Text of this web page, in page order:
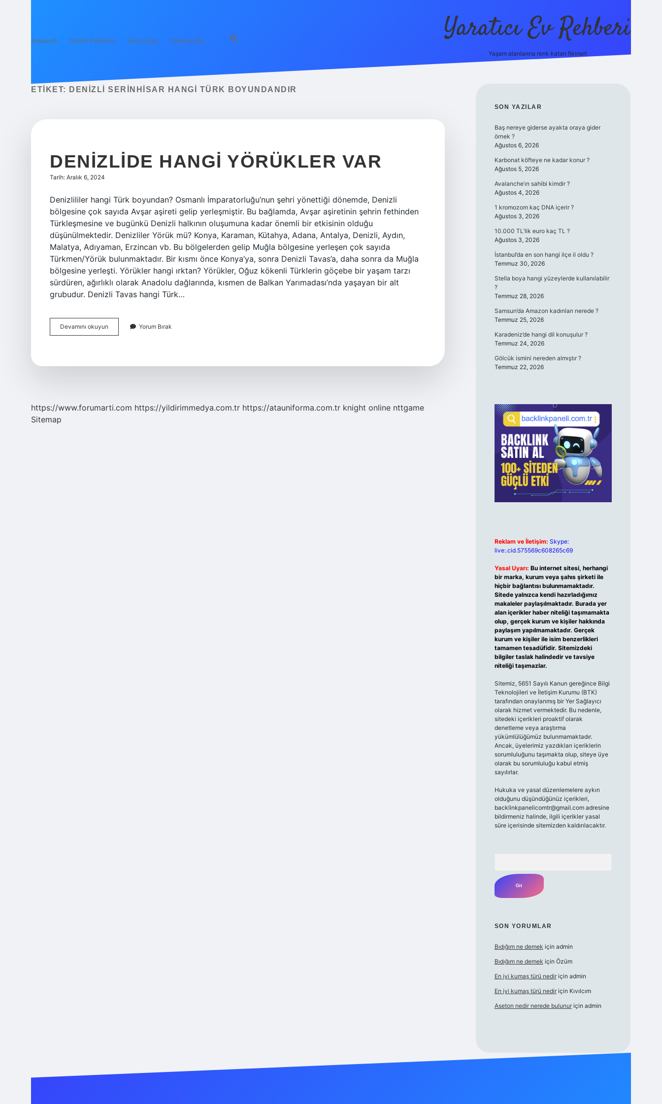
Anasayfa Gizlilik Politikası Yasal Uyarı Hakkımızda Yaratıcı Ev Rehberi
Yaşam alanlarına renk katan fikirler!
ETIKET: DENIZLI SERINHISAR HANGI TÜRK BOYUNDANDIR
DENIZLIDE HANGI YÖRÜKLER VAR
Tarih: Aralık 6, 2024
Denizlililer hangi Türk boyundan? Osmanlı İmparatorluğu’nun şehri yönettiği dönemde, Denizli
bölgesine çok sayıda Avşar aşireti gelip yerleşmiştir. Bu bağlamda, Avşar aşiretinin şehrin fethinden
Türkleşmesine ve bugünkü Denizli halkının oluşumuna kadar önemli bir etkisinin olduğu
düşünülmektedir. Denizliler Yörük mü? Konya, Karaman, Kütahya, Adana, Antalya, Denizli, Aydın,
Malatya, Adıyaman, Erzincan vb. Bu bölgelerden gelip Muğla bölgesine yerleşen çok sayıda
Türkmen/Yörük bulunmaktadır. Bir kısmı önce Konya’ya, sonra Denizli Tavas’a, daha sonra da Muğla
bölgesine yerleşti. Yörükler hangi ırktan? Yörükler, Oğuz kökenli Türklerin göçebe bir yaşam tarzı
sürdüren, ağırlıklı olarak Anadolu dağlarında, kısmen de Balkan Yarımadası’nda yaşayan bir alt
grubudur. Denizli Tavas hangi Türk…
Devamını okuyun Denizlide
Hangi
Yorum Bırak
https://www.forumarti.com https://yildirimmedya.com.tr https://atauniforma.com.tr knight online nttgame
Sitemap
SIDEBAR
SON YAZILAR
Baş nereye giderse ayakta oraya gider
örnek ?
Ağustos 6, 2026
Karbonat köfteye ne kadar konur ?
Ağustos 5, 2026
Avalanche’ın sahibi kimdir ?
Ağustos 4, 2026
1 kromozom kaç DNA içerir ?
Ağustos 3, 2026
10.000 TL’lik euro kaç TL ?
Ağustos 3, 2026
İstanbul’da en son hangi ilçe il oldu ?
Temmuz 30, 2026
Stella boya hangi yüzeylerde kullanılabilir
?
Temmuz 28, 2026
Samsun’da Amazon kadınları nerede ?
Temmuz 25, 2026
Karadeniz’de hangi dil konuşulur ?
Temmuz 24, 2026
Gölcük ismini nereden almıştır ?
Temmuz 22, 2026
Reklam ve İletişim: Skype:
live:.cid.575569c608265c69
Yasal Uyarı: Bu internet sitesi, herhangi
bir marka, kurum veya şahıs şirketi ile
hiçbir bağlantısı bulunmamaktadır.
Sitede yalnızca kendi hazırladığımız
makaleler paylaşılmaktadır. Burada yer
alan içerikler haber niteliği taşımamakta
olup, gerçek kurum ve kişiler hakkında
paylaşım yapılmamaktadır. Gerçek
kurum ve kişiler ile isim benzerlikleri
tamamen tesadüfidir. Sitemizdeki
bilgiler taslak halindedir ve tavsiye
niteliği taşımazlar.
Sitemiz, 5651 Sayılı Kanun gereğince Bilgi
Teknolojileri ve İletişim Kurumu (BTK)
tarafından onaylanmış bir Yer Sağlayıcı
olarak hizmet vermektedir. Bu nedenle,
sitedeki içerikleri proaktif olarak
denetleme veya araştırma
yükümlülüğümüz bulunmamaktadır.
Ancak, üyelerimiz yazdıkları içeriklerin
sorumluluğunu taşımakta olup, siteye üye
olarak bu sorumluluğu kabul etmiş
sayılırlar.
Hukuka ve yasal düzenlemelere aykırı
olduğunu düşündüğünüz içerikleri,
backlinkpanelicomtr@gmail.comadresine
bildirmeniz halinde, ilgili içerikler yasal
süre içerisinde sitemizden kaldırılacaktır.
SON YORUMLAR
Bıdığım ne demek için admin
Bıdığım ne demek için Özüm
En iyi kumaş türü nediriçin admin
En iyi kumaş türü nediriçin Kıvılcım
Aseton nedir nerede bulunuriçin admin